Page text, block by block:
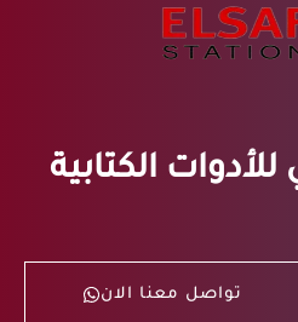
الكتابية
تواصل معنا الان